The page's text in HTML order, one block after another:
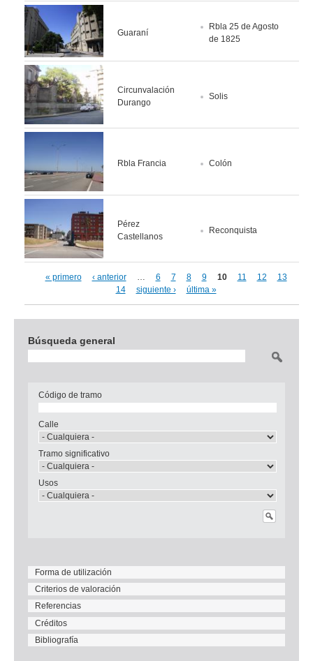
Guaraní
Rbla 25 de Agosto
de 1825
Circunvalación
Durango
Solis
Rbla Francia Colón
Pérez
Castellanos
Reconquista
Páginas
« primero ‹ anterior … 6 7 8 9 10 11 12
13
14
siguiente › última »
Búsqueda general
Código de tramo
Calle
Tramo significativo
Usos
Forma de utilización
Criterios de valoración
Referencias
Créditos
Bibliografía